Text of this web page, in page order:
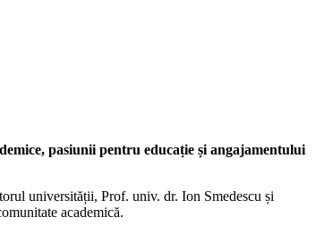
pasiunii pentru educație și angajamentului
universității, Prof. univ. dr. Ion Smedescu și
academică.